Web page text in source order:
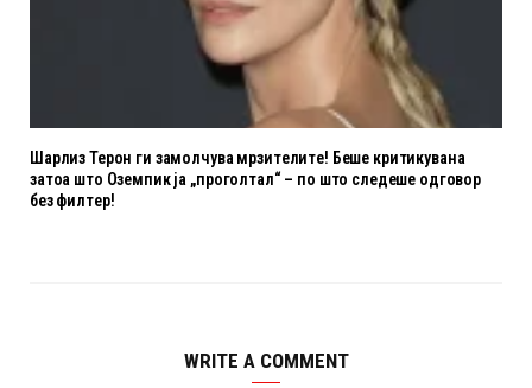
Шарлиз Терон ги замолчува мрзителите! Беше критикувана
затоа што Оземпик ја „проголтал“ – по што следеше одговор
без филтер!
WRITE A COMMENT